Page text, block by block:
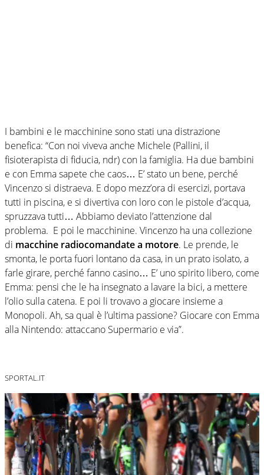
I bambini e le macchinine sono stati una distrazione
benefica: “Con noi viveva anche Michele (Pallini, il
fisioterapista di fiducia, ndr) con la famiglia. Ha due bambini
e con Emma sapete che caos… E’ stato un bene, perché
Vincenzo si distraeva. E dopo mezz’ora di esercizi, portava
tutti in piscina, e si divertiva con loro con le pistole d’acqua,
spruzzava tutti… Abbiamo deviato l’attenzione dal
problema. E poi le macchinine. Vincenzo ha una collezione
di macchine radiocomandate a motore. Le prende, le
smonta, le porta fuori lontano da casa, in un prato isolato, a
farle girare, perché fanno casino… E’ uno spirito libero, come
Emma: pensi che le ha insegnato a lavare la bici, a mettere
l’olio sulla catena. E poi li trovavo a giocare insieme a
Monopoli. Ah, sa qual è l’ultima passione? Giocare con Emma
alla Nintendo: attaccano Supermario e via”.
SPORTAL.IT